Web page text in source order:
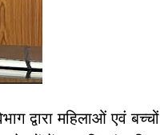
द्वारा महिलाओं एवं बच्चों